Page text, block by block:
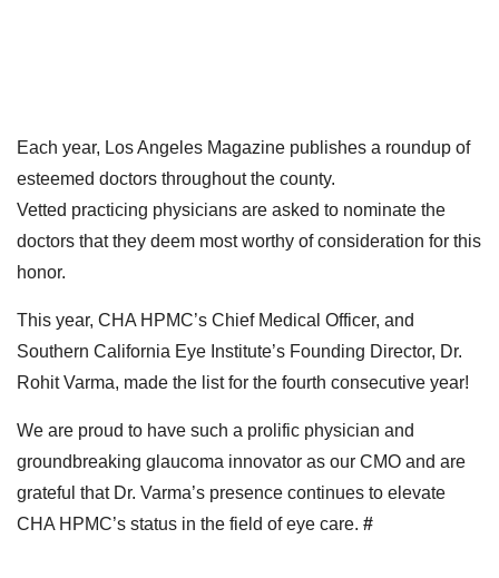
Each year, Los Angeles Magazine publishes a roundup of
esteemed doctors throughout the county.
Vetted practicing physicians are asked to nominate the
doctors that they deem most worthy of consideration for this
honor.
This year, CHA HPMC’s Chief Medical Officer, and
Southern California Eye Institute’s Founding Director, Dr.
Rohit Varma, made the list for the fourth consecutive year!
We are proud to have such a prolific physician and
groundbreaking glaucoma innovator as our CMO and are
grateful that Dr. Varma’s presence continues to elevate
CHA HPMC’s status in the field of eye care. #